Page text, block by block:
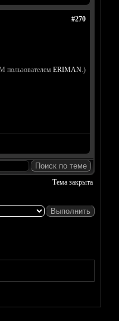
#270
пользователем ERIMAN.)
Тема закрыта